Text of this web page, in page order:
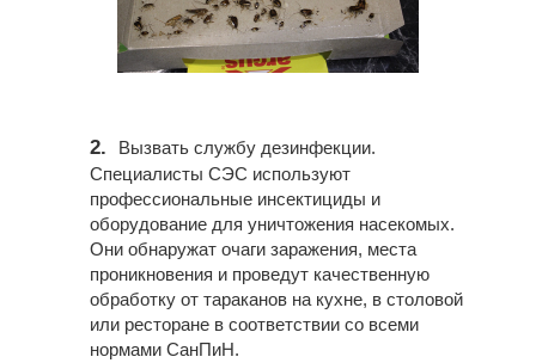
2.
Вызвать службу дезинфекции.
Специалисты СЭС используют
профессиональные инсектициды и
оборудование для уничтожения насекомых.
Они обнаружат очаги заражения, места
проникновения и проведут качественную
обработку от тараканов на кухне, в столовой
или ресторане в соответствии со всеми
нормами СанПиН.